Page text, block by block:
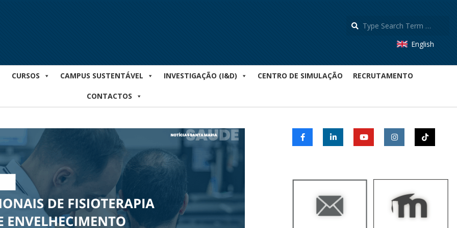
English
CURSOS CAMPUS SUSTENTÁVEL INVESTIGAÇÃO (I&D) CENTRO DE SIMULAÇÃO RECRUTAMENTO
CONTACTOS